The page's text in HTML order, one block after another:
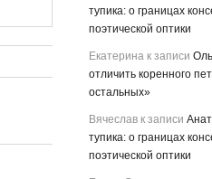
тупика: о границах
поэтической оптики
Екатеринак записи
отличить коренного
остальных»
Вячеславк записи
тупика: о границах
поэтической оптики